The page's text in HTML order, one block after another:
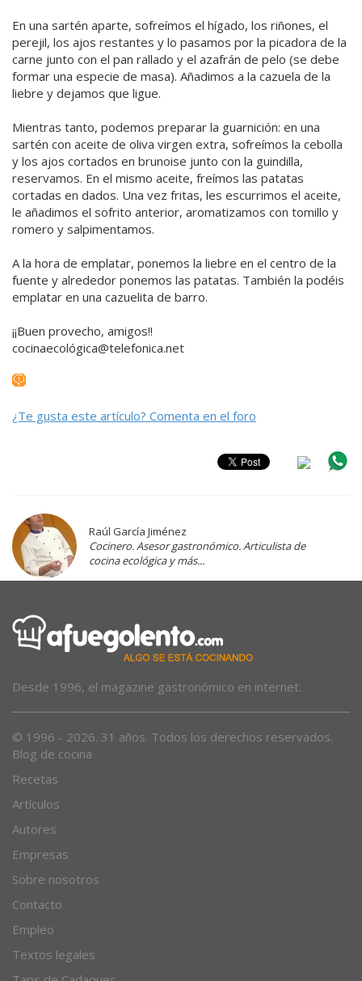
En una sartén aparte, sofreímos el hígado, los riñones, el
perejil, los ajos restantes y lo pasamos por la picadora de la
carne junto con el pan rallado y el azafrán de pelo (se debe
formar una especie de masa). Añadimos a la cazuela de la
liebre y dejamos que ligue.
Mientras tanto, podemos preparar la guarnición: en una
sartén con aceite de oliva virgen extra, sofreímos la cebolla
y los ajos cortados en brunoise junto con la guindilla,
reservamos. En el mismo aceite, freímos las patatas
cortadas en dados. Una vez fritas, les escurrimos el aceite,
le añadimos el sofrito anterior, aromatizamos con tomillo y
romero y salpimentamos.
A la hora de emplatar, ponemos la liebre en el centro de la
fuente y alrededor ponemos las patatas. También la podéis
emplatar en una cazuelita de barro.
¡¡Buen provecho, amigos!!
cocinaecológica@telefonica.net
¿Te gusta este artículo? Comenta en el foro
Raúl García Jiménez
Cocinero. Asesor gastronómico. Articulista de
cocina ecológica y más...
Desde 1996, el magazine gastronómico en internet.
© 1996 - 2026. 31 años. Todos los derechos reservados.
Blog de cocina
Recetas
Artículos
Autores
Empresas
Sobre nosotros
Contacto
Empleo
Textos legales